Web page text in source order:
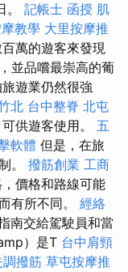
。 記帳士 函授 肌
教學 大里按摩推
萬的遊客來發現
並品嚐最崇高的葡
遊業仍然很強
北 台中整脊 北屯
供遊客使用。 五
軟體 但是，在旅
。 撥筋創業 工商
價格和路線可能
有所不同。 經絡
南交給駕駛員和當
）是T 台中肩頸
調撥筋 草屯按摩推